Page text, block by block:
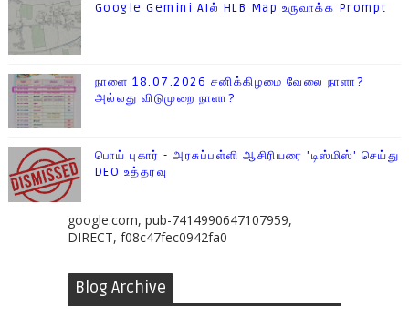
Google Gemini AIல் HLB Map உருவாக்க Prompt
நாளை 18.07.2026 சனிக்கிழமை வேலை நாளா?
அல்லது விடுமுறை நாளா?
பொய் புகார் - அரசுப்பள்ளி ஆசிரியரை 'டிஸ்மிஸ்' செய்து
DEO உத்தரவு
google.com, pub-7414990647107959,
DIRECT, f08c47fec0942fa0
Blog Archive